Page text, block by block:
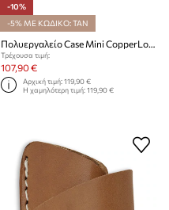
-10%
-5% ΜΕ ΚΩΔΙΚΟ: TAN
Τρέχουσα τιμή:
107,90 €
Αρχική τιμή:119,90 €
Η χαμηλότερη τιμή:119,90 €